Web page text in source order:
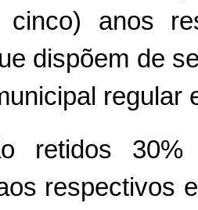
cinco) anos
dispõem de
regular
retidos 30%
respectivos